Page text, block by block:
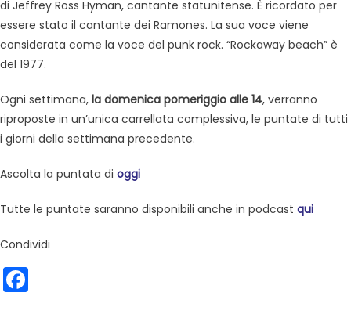
di Jeffrey Ross Hyman, cantante statunitense. È ricordato per
essere stato il cantante dei Ramones. La sua voce viene
considerata come la voce del punk rock. “Rockaway beach” è
del 1977.
Ogni settimana, la domenica pomeriggio alle 14, verranno
riproposte in un’unica carrellata complessiva, le puntate di tutti
i giorni della settimana precedente.
Ascolta la puntata di oggi
Tutte le puntate saranno disponibili anche in podcast qui
Condividi